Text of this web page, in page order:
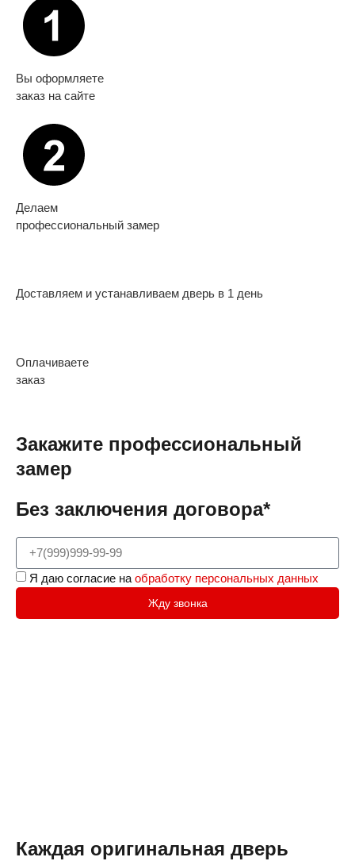
Вы оформляете
заказ на сайте
Делаем
профессиональный замер
Доставляем и устанавливаем дверь в 1 день
Оплачиваете
заказ
Закажите профессиональный
замер
Без заключения договора*
Я даю согласие на обработку персональных данных
Жду звонка
Каждая оригинальная дверь